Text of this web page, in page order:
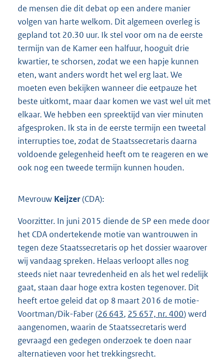
de mensen die dit debat op een andere manier
volgen van harte welkom. Dit algemeen overleg is
gepland tot 20.30 uur. Ik stel voor om na de eerste
termijn van de Kamer een halfuur, hooguit drie
kwartier, te schorsen, zodat we een hapje kunnen
eten, want anders wordt het wel erg laat. We
moeten even bekijken wanneer die eetpauze het
beste uitkomt, maar daar komen we vast wel uit met
elkaar. We hebben een spreektijd van vier minuten
afgesproken. Ik sta in de eerste termijn een tweetal
interrupties toe, zodat de Staatssecretaris daarna
voldoende gelegenheid heeft om te reageren en we
ook nog een tweede termijn kunnen houden.
Mevrouw Keijzer(CDA):
Voorzitter. In juni 2015 diende de SP een mede door
het CDA ondertekende motie van wantrouwen in
tegen deze Staatssecretaris op het dossier waarover
wij vandaag spreken. Helaas verloopt alles nog
steeds niet naar tevredenheid en als het wel redelijk
gaat, staan daar hoge extra kosten tegenover. Dit
heeft ertoe geleid dat op 8 maart 2016 de motie-
Voortman/Dik-Faber (26 643, 25 657, nr. 400) werd
aangenomen, waarin de Staatssecretaris werd
gevraagd een gedegen onderzoek te doen naar
alternatieven voor het trekkingsrecht.